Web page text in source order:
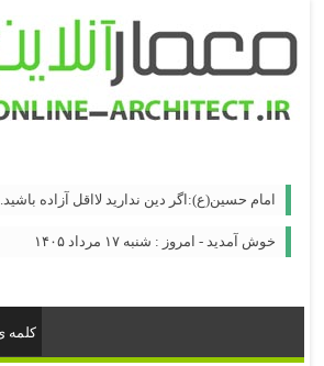
امام حسين(ع):اگر دين نداريد لااقل آزاده باشيد.
خوش آمدید - امروز : شنبه ۱۷ مرداد ۱۴۰۵